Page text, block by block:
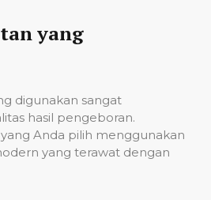
yang
digunakan sangat
hasil pengeboran.
Anda pilih menggunakan
yang terawat dengan